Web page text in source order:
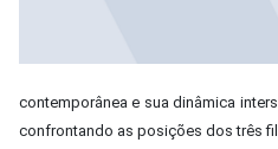
contemporânea e sua dinâmica
confrontando as posições dos três